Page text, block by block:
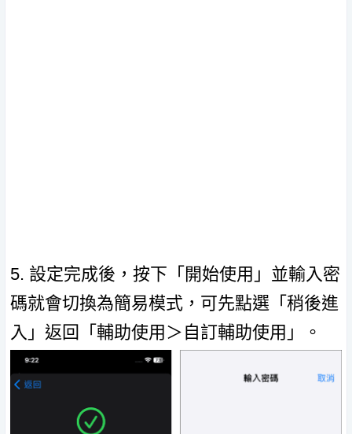
5. 設定完成後，按下「開始使用」並輸入密
碼就會切換為簡易模式，可先點選「稍後進
入」返回「輔助使用＞自訂輔助使用」。